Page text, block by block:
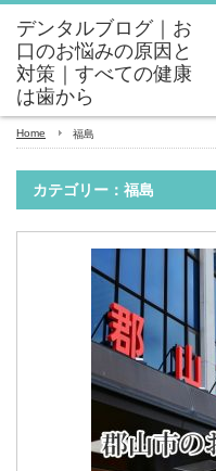
Home 福島
カテゴリー：福島